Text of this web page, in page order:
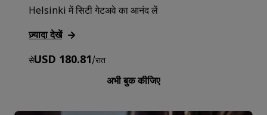
Helsinki में सिटी गेटअवे का आनंद लें
ज़्यादा देखें
सेUSD 180.81/रात
अभी बुक कीजिए